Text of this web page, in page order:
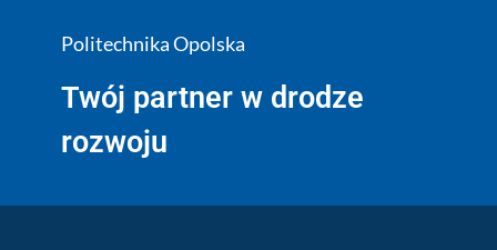
Politechnika Opolska
Twój partner w drodze
rozwoju